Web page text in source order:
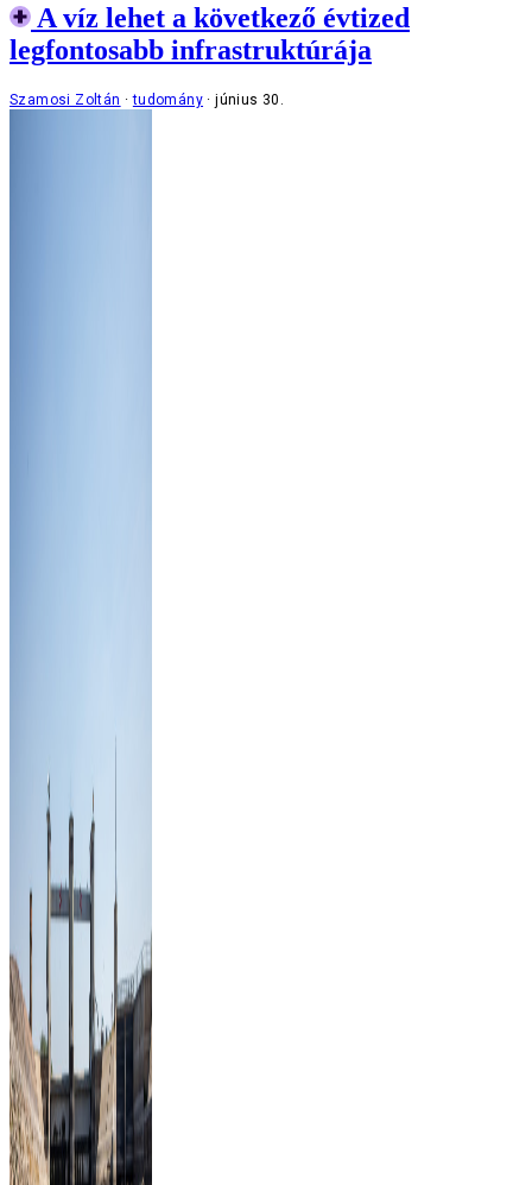
A víz lehet a következő évtized
legfontosabb infrastruktúrája
Szamosi Zoltán tudomány június 30.